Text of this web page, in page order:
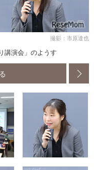
撮影：市原達也
講演会」のようす